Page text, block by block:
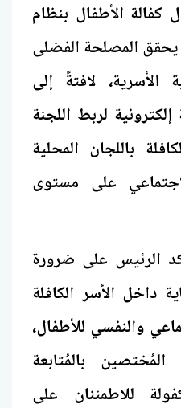
كفالة الأطفال بنظام
يحقق المصلحة الفضلى
الأسرية، لافتةً إلى
لربط اللجنة
باللجان المحلية
على مستوى
الرئيس على ضرورة
داخل الأسر الكافلة
والنفسي للأطفال،
بالمُتابعة
للاطمئنان على